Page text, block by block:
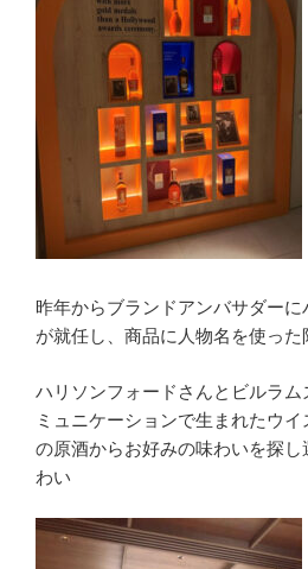
昨年からブランドアンバサダー
が就任し、商品に人物名を使った
ハリソンフォードさんとビルラム
ミュニケーションで生まれたウ
の原酒からお好みの味わいを探
わい